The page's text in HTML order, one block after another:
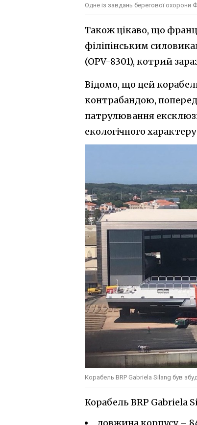
Одне із завдань берегової охорони
Також цікаво, що
філіпінським
(OPV-8301), котрий
Відомо, що цей
контрабандою,
патрулювання
екологічного
Корабель BRP Gabriela Silang був
Корабель BRP Gabriela
довжина корпусу –